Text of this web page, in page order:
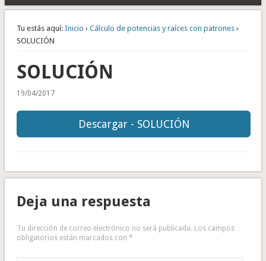
Tu estás aquí: Inicio › Cálculo de potencias y raíces con patrones›
SOLUCIÓN
SOLUCIÓN
19/04/2017
Descargar - SOLUCIÓN
Deja una respuesta
Tu dirección de correo electrónico no será publicada. Los campos
obligatorios están marcados con *